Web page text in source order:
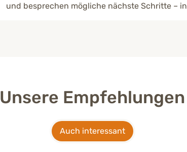
und besprechen mögliche nächste Schritte –
Unsere Empfehlungen
Auch interessant